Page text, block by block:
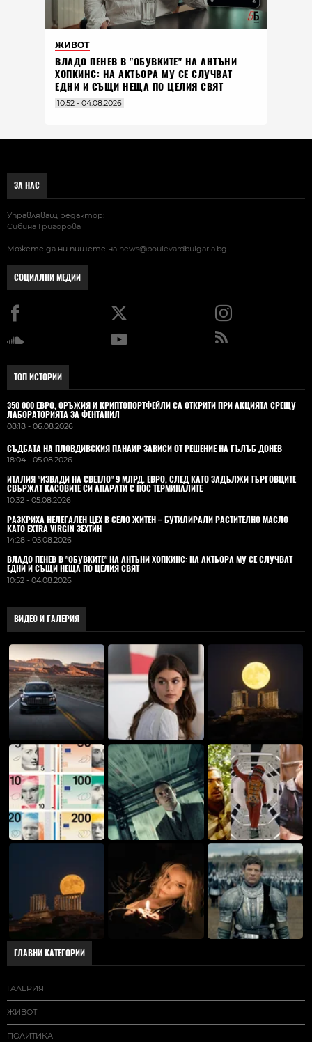
ЖИВОТ
ВЛАДO ПЕНЕВ В "ОБУВКИТЕ" НА АНТЪНИ
ХОПКИНС: НА АКТЬОРА МУ СЕ СЛУЧВАТ
ЕДНИ И СЪЩИ НЕЩА ПО ЦЕЛИЯ СВЯТ
10:52 - 04.08.2026
ЗА НАС
Управляващ редактор:
Сибина Григорова
Можете да ни пишете на news@boulevardbulgaria.bg
СОЦИАЛНИ МЕДИИ
ТОП ИСТОРИИ
350 000 ЕВРО, ОРЪЖИЯ И КРИПТОПОРТФЕЙЛИ СА ОТКРИТИ ПРИ АКЦИЯТА СРЕЩУ
ЛАБОРАТОРИЯТА ЗА ФЕНТАНИЛ
08:18 - 06.08.2026
СЪДБАТА НА ПЛОВДИВСКИЯ ПАНАИР ЗАВИСИ ОТ РЕШЕНИЕ НА ГЪЛЪБ ДОНЕВ
18:04 - 05.08.2026
ИТАЛИЯ "ИЗВАДИ НА СВЕТЛО" 9 МЛРД. ЕВРО, СЛЕД КАТО ЗАДЪЛЖИ ТЪРГОВЦИТЕ
СВЪРЖАТ КАСОВИТЕ СИ АПАРАТИ С ПОС ТЕРМИНАЛИТЕ
10:32 - 05.08.2026
РАЗКРИХА НЕЛЕГАЛЕН ЦЕХ В СЕЛО ЖИТЕН – БУТИЛИРАЛИ РАСТИТЕЛНО МАСЛО
КАТО EXTRA VIRGIN ЗЕХТИН
14:28 - 05.08.2026
ВЛАДO ПЕНЕВ В "ОБУВКИТЕ" НА АНТЪНИ ХОПКИНС: НА АКТЬОРА МУ СЕ СЛУЧВАТ
ЕДНИ И СЪЩИ НЕЩА ПО ЦЕЛИЯ СВЯТ
10:52 - 04.08.2026
ВИДЕО И ГАЛЕРИЯ
ГЛАВНИ КАТЕГОРИИ
ГАЛЕРИЯ
ЖИВОТ
ПОЛИТИКА